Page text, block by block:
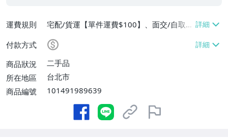
運費規則
宅配/貨運【單件運費$100】、面交/自取/
付款方式
商品狀況
二手品
所在地區
台北市
商品編號
101491989639